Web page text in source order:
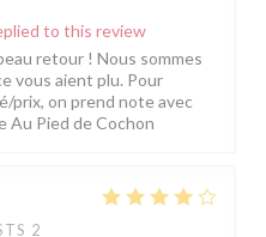
to this review
retour ! Nous sommes
vous aient plu. Pour
prix, on prend note avec
Au Pied de Cochon
2